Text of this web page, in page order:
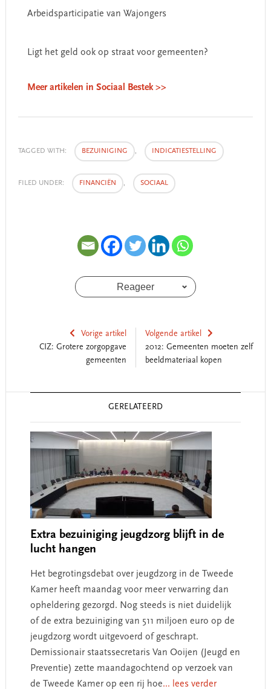
Arbeidsparticipatie van Wajongers
Ligt het geld ook op straat voor gemeenten?
Meer artikelen in Sociaal Bestek >>
TAGGED WITH: BEZUINIGING , INDICATIESTELLING
FILED UNDER: FINANCIËN , SOCIAAL
Reageer
Vorige artikel
CIZ: Grotere zorgopgave
gemeenten
Volgende artikel
2012: Gemeenten moeten zelf
beeldmateriaal kopen
GERELATEERD
Extra bezuiniging jeugdzorg blijft in de
lucht hangen
Het begrotingsdebat over jeugdzorg in de Tweede
Kamer heeft maandag voor meer verwarring dan
opheldering gezorgd. Nog steeds is niet duidelijk
of de extra bezuiniging van 511 miljoen euro op de
jeugdzorg wordt uitgevoerd of geschrapt.
Demissionair staatssecretaris Van Ooijen (Jeugd en
Preventie) zette maandagochtend op verzoek van
de Tweede Kamer op een rij hoe... lees verder